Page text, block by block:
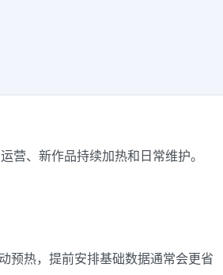
、新作品持续加热和日常维护。
预热，提前安排基础数据通常会更省